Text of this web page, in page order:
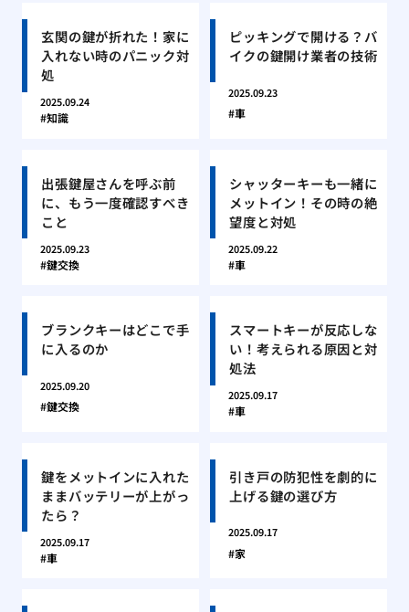
玄関の鍵が折れた！家に
入れない時のパニック対
処
2025.09.24
知識
ピッキングで開ける？バ
イクの鍵開け業者の技術
2025.09.23
車
出張鍵屋さんを呼ぶ前
に、もう一度確認すべき
こと
2025.09.23
鍵交換
シャッターキーも一緒に
メットイン！その時の絶
望度と対処
2025.09.22
車
ブランクキーはどこで手
に入るのか
2025.09.20
鍵交換
スマートキーが反応しな
い！考えられる原因と対
処法
2025.09.17
車
鍵をメットインに入れた
ままバッテリーが上がっ
たら？
2025.09.17
車
引き戸の防犯性を劇的に
上げる鍵の選び方
2025.09.17
家